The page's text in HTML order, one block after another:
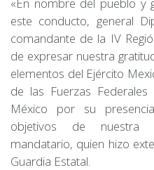
este conducto, general
comandante de la IV
de expresar nuestra
elementos del Ejército
de las Fuerzas
México por su
objetivos de nuestra
mandatario, quien hizo
Guardia Estatal.